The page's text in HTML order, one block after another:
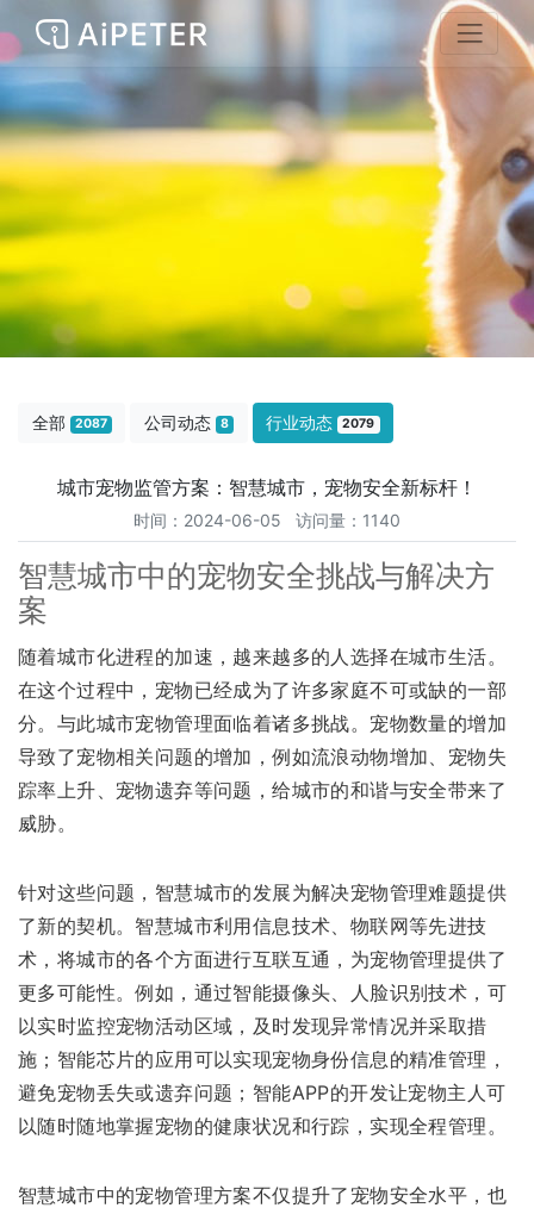
全部 2087 公司动态 8 行业动态 2079
城市宠物监管方案：智慧城市，宠物安全新标杆！
时间：2024-06-05 访问量：1140
智慧城市中的宠物安全挑战与解决方
案
随着城市化进程的加速，越来越多的人选择在城市生活。
在这个过程中，宠物已经成为了许多家庭不可或缺的一部
分。与此城市宠物管理面临着诸多挑战。宠物数量的增加
导致了宠物相关问题的增加，例如流浪动物增加、宠物失
踪率上升、宠物遗弃等问题，给城市的和谐与安全带来了
威胁。
针对这些问题，智慧城市的发展为解决宠物管理难题提供
了新的契机。智慧城市利用信息技术、物联网等先进技
术，将城市的各个方面进行互联互通，为宠物管理提供了
更多可能性。例如，通过智能摄像头、人脸识别技术，可
以实时监控宠物活动区域，及时发现异常情况并采取措
施；智能芯片的应用可以实现宠物身份信息的精准管理，
避免宠物丢失或遗弃问题；智能APP的开发让宠物主人可
以随时随地掌握宠物的健康状况和行踪，实现全程管理。
智慧城市中的宠物管理方案不仅提升了宠物安全水平，也